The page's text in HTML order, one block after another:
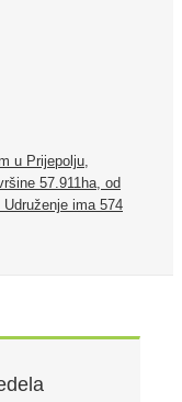
u Prijepolju,
57.911ha, od
ima 574